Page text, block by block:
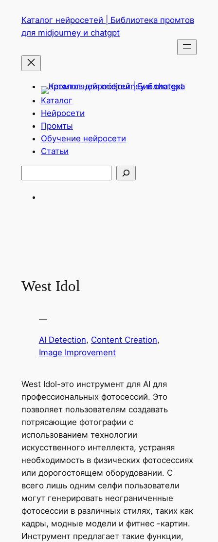
содержимому
Каталог нейросетей | Библиотека промтов
для midjourney и chatgpt
Каталог
Нейросети
Промты
Обучение нейросети
Статьи
West Idol
—
AI Detection, Content Creation
Image Improvement
West Idol-это инструмент для AI для
профессиональных фотосессий. Это
позволяет пользователям создавать
потрясающие фотографии с
использованием технологии
искусственного интеллекта, устраняя
необходимость в физических фотосессиях
или дорогостоящем оборудовании. С
всего лишь одним селфи пользователи
могут генерировать неограниченные
фотосессии в различных стилях, таких как
кадры, модные модели и фитнес -картин.
Инструмент предлагает такие функции,